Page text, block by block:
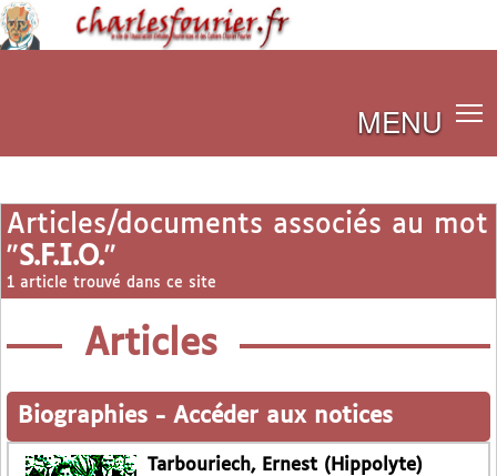
MENU
Articles/documents associés au mot
"S.F.I.O."
1 article trouvé dans ce site
Articles
Biographies - Accéder aux notices
Tarbouriech, Ernest (Hippolyte)